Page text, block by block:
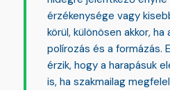
érzékenysége vagy
körül, különösen akkor,
polírozás és a formázás.
érzik, hogy a harapásuk
is, ha szakmailag